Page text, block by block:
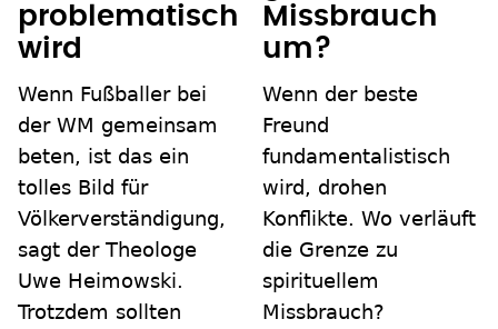
problematisch
wird
Wenn Fußballer bei
der WM gemeinsam
beten, ist das ein
tolles Bild für
Völkerverständigung,
sagt der Theologe
Uwe Heimowski.
Trotzdem sollten
Missbrauch
um?
Wenn der beste
Freund
fundamentalistisch
wird, drohen
Konflikte. Wo verläuft
die Grenze zu
spirituellem
Missbrauch?